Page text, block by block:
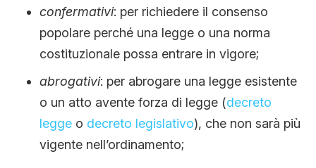
confermativi: per richiedere il consenso
popolare perché una legge o una norma
costituzionale possa entrare in vigore;
abrogativi: per abrogare una legge esistente
o un atto avente forza di legge (decreto
legge o decreto legislativo), che non sarà più
vigente nell’ordinamento;